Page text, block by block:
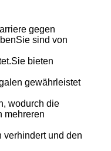
gegen
sind von
bieten
gewährleistet
wodurch die
mehreren
verhindert und den